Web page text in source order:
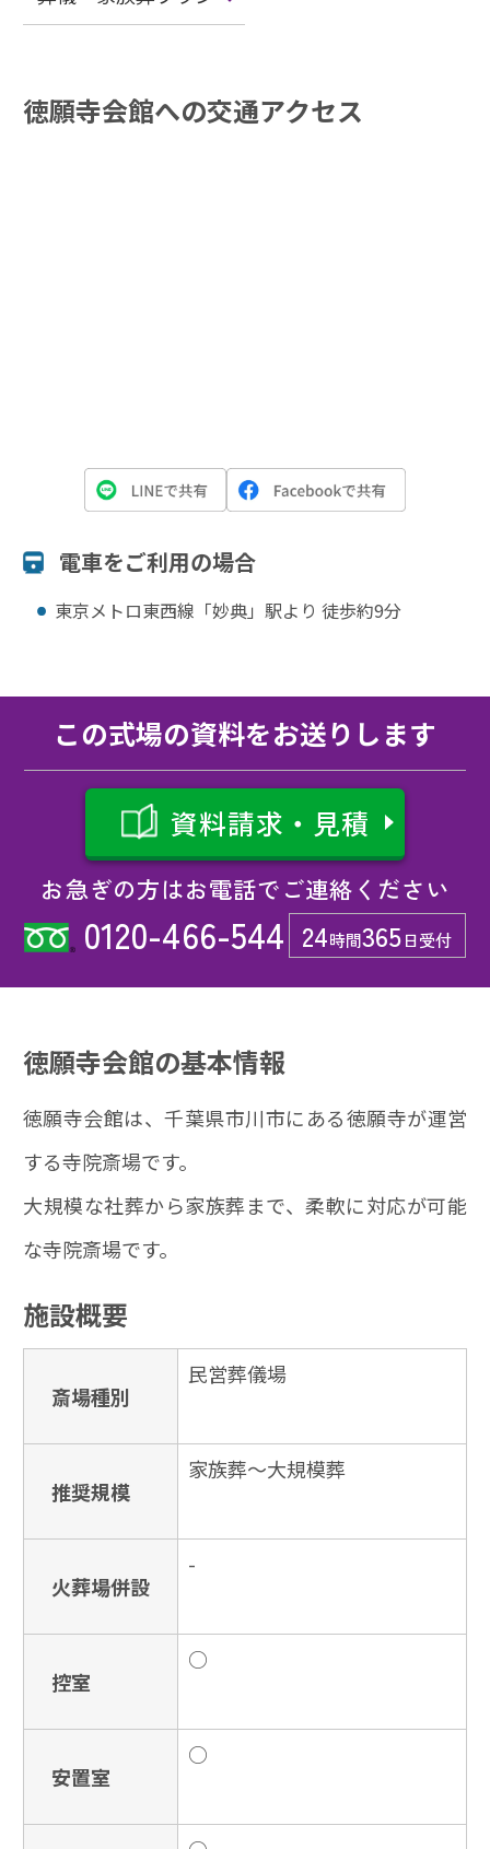
徳願寺会館への交通アクセス
電⾞をご利⽤の場合
東京メトロ東西線「妙典」駅より 徒歩約9分
この式場の資料をお送りします
お急ぎの方はお電話でご連絡ください
24時間365日受付
0120-466-544
資料請求・見積
徳願寺会館の基本情報
徳願寺会館は、千葉県市川市にある徳願寺が運営
する寺院斎場です。
大規模な社葬から家族葬まで、柔軟に対応が可能
な寺院斎場です。
施設概要
斎場種別
民営葬儀場
推奨規模
家族葬〜大規模葬
火葬場併設
-
控室
○
安置室
○